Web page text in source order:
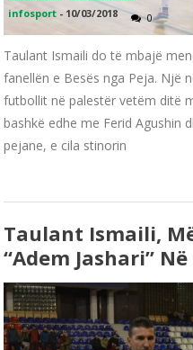
infosport - 10/03/2018 0
Taulant Ismaili do të mbajë
fanellën e Besës nga Peja. Një
futbollit në palestër vetëm ditë
bashkë edhe me Ferid Agushin
pejane, e cila stinorin
Taulant Ismaili,
“Adem Jashari”